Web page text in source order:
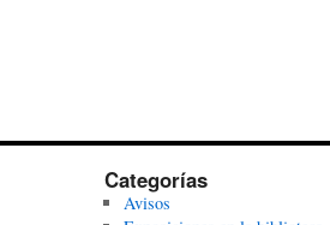
Categorías
Avisos